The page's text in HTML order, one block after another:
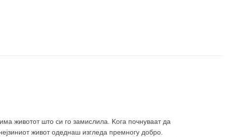
животот што си го замислила. Kога почнуваат да
живот одеднаш изгледа премногу добро.